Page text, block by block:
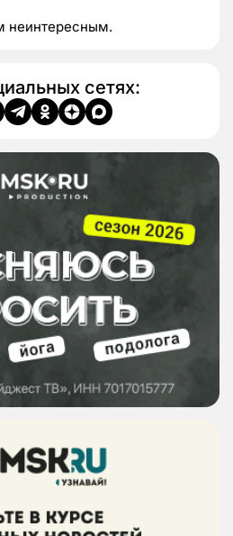
неинтересным.
сетях: